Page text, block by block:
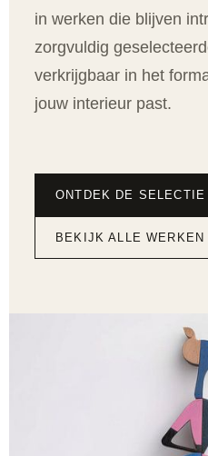
in werken die blijven
zorgvuldig
verkrijgbaar in het
jouw interieur past.
ONTDEK DE SELECTIE
BEKIJK ALLE WERKEN